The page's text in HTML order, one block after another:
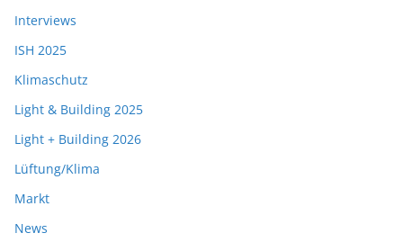
Interviews
ISH 2025
Klimaschutz
Light & Building 2025
Light + Building 2026
Lüftung/Klima
Markt
News